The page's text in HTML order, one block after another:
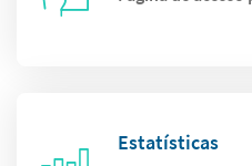
Estatísticas